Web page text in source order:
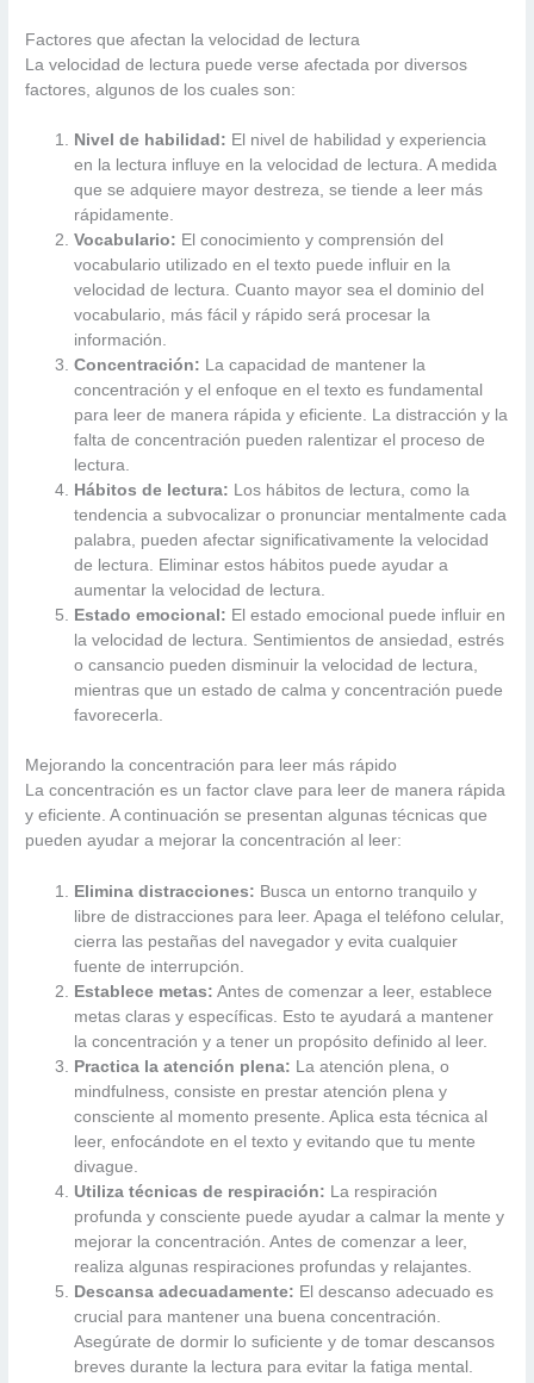
Factores que afectan la velocidad de lectura
La velocidad de lectura puede verse afectada por diversos
factores, algunos de los cuales son:
Nivel de habilidad: El nivel de habilidad y experiencia
en la lectura influye en la velocidad de lectura. A medida
que se adquiere mayor destreza, se tiende a leer más
rápidamente.
Vocabulario: El conocimiento y comprensión del
vocabulario utilizado en el texto puede influir en la
velocidad de lectura. Cuanto mayor sea el dominio del
vocabulario, más fácil y rápido será procesar la
información.
Concentración: La capacidad de mantener la
concentración y el enfoque en el texto es fundamental
para leer de manera rápida y eficiente. La distracción y la
falta de concentración pueden ralentizar el proceso de
lectura.
Hábitos de lectura: Los hábitos de lectura, como la
tendencia a subvocalizar o pronunciar mentalmente cada
palabra, pueden afectar significativamente la velocidad
de lectura. Eliminar estos hábitos puede ayudar a
aumentar la velocidad de lectura.
Estado emocional: El estado emocional puede influir en
la velocidad de lectura. Sentimientos de ansiedad, estrés
o cansancio pueden disminuir la velocidad de lectura,
mientras que un estado de calma y concentración puede
favorecerla.
Mejorando la concentración para leer más rápido
La concentración es un factor clave para leer de manera rápida
y eficiente. A continuación se presentan algunas técnicas que
pueden ayudar a mejorar la concentración al leer:
Elimina distracciones: Busca un entorno tranquilo y
libre de distracciones para leer. Apaga el teléfono celular,
cierra las pestañas del navegador y evita cualquier
fuente de interrupción.
Establece metas: Antes de comenzar a leer, establece
metas claras y específicas. Esto te ayudará a mantener
la concentración y a tener un propósito definido al leer.
Practica la atención plena: La atención plena, o
mindfulness, consiste en prestar atención plena y
consciente al momento presente. Aplica esta técnica al
leer, enfocándote en el texto y evitando que tu mente
divague.
Utiliza técnicas de respiración: La respiración
profunda y consciente puede ayudar a calmar la mente y
mejorar la concentración. Antes de comenzar a leer,
realiza algunas respiraciones profundas y relajantes.
Descansa adecuadamente: El descanso adecuado es
crucial para mantener una buena concentración.
Asegúrate de dormir lo suficiente y de tomar descansos
breves durante la lectura para evitar la fatiga mental.